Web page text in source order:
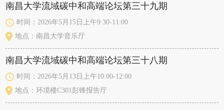
南昌大学流域碳中和高端论坛第三十九期
时间：2026年5月15日上午9:30-11:00
地点：南昌大学音乐厅
南昌大学流域碳中和高端论坛第三十八期
时间：2026年5月13日上午10:00-12:00
地点：环境楼C301彭锋报告厅